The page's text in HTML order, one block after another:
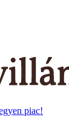
piac!